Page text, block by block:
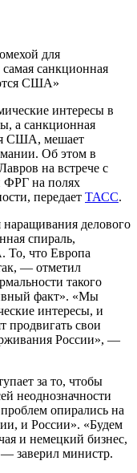
для
санкционная
США»
интересы в
а санкционная
США, мешает
Об этом в
на встрече с
ФРГ на полях
передает ТАСС.
делового
спираль,
То, что Европа
— отметил
такого
факт». «Мы
интересы, и
продвигать свои
России», —
за то, чтобы
неоднозначности
опирались на
и России». «Будем
и немецкий бизнес,
— заверил министр.